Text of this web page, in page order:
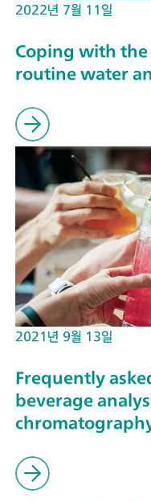
2022년 7월 11일
Coping with
routine water
2021년 9월 13일
Frequently
beverage